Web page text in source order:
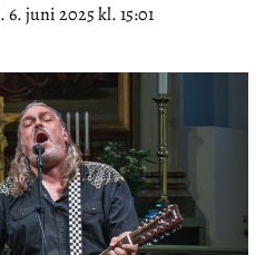
juni 2025 kl. 15:01